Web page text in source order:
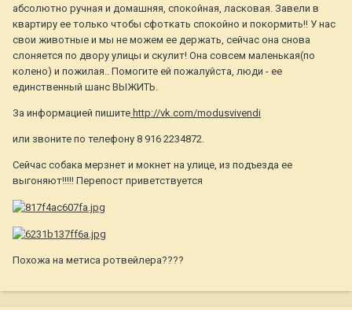
абсолютно ручная и домашняя, спокойная, ласковая. Завели в
квартиру ее только чтобы сфоткать спокойно и покормить!! У нас
свои животные и мы не можем ее держать, сейчас она снова
слоняется по двору улицы и скулит! Она совсем маленькая(по
колено) и пожилая.. Помогите ей пожалуйста, люди - ее
единственный шанс ВЫЖИТЬ.
За информацией пишите http://vk.com/modusvivendi
или звоните по телефону 8 916 2234872.
Сейчас собака мерзнет и мокнет на улице, из подъезда ее
выгоняют!!!!! Перепост приветствуется
Похожа на метиса ротвейлера????